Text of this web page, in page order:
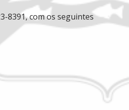
8391, com os seguintes